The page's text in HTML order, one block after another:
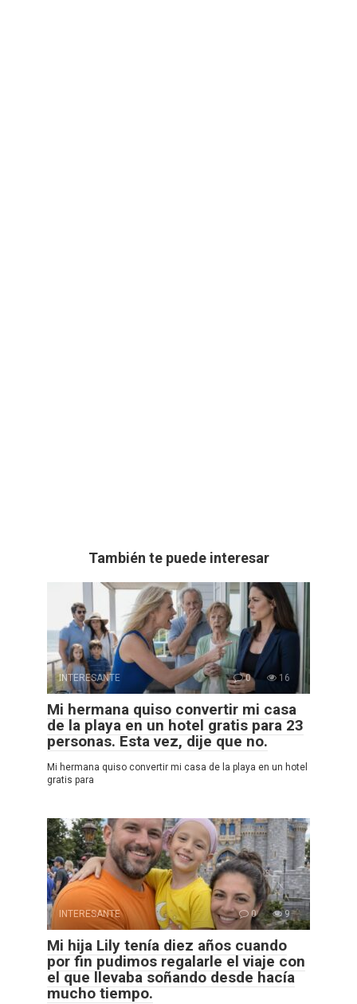
También te puede interesar
INTERESANTE 0 16
Mi hermana quiso convertir mi casa
de la playa en un hotel gratis para 23
personas. Esta vez, dije que no.
Mi hermana quiso convertir mi casa de la playa en un hotel
gratis para
INTERESANTE 0 9
Mi hija Lily tenía diez años cuando
por fin pudimos regalarle el viaje con
el que llevaba soñando desde hacía
mucho tiempo.